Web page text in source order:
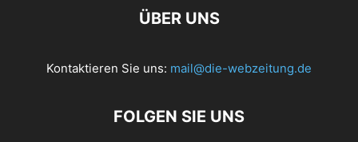
ÜBER UNS
Kontaktieren Sie uns: mail@die-webzeitung.de
FOLGEN SIE UNS